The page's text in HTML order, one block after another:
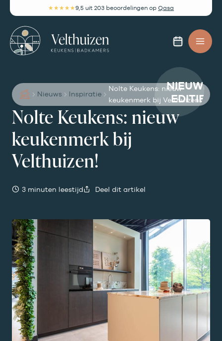
inhoud
★★★★★9,5 uit 203 beoordelingen op Qasa
maken
Nieuws Inspiratie
Nolte Keukens: nieuw
keukenmerk bij Velthuizen!
Nolte Keukens: nieuw
keukenmerk bij
Velthuizen!
3 minuten leestijd Deel dit artikel
NIEUWE
EDITIE